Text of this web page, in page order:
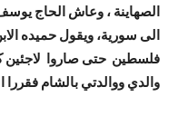
الصهاينة ، وعاش الحاج
الى سورية، ويقول حميده
فلسطين حتى صاروا لاجئين
والدي ووالدتي بالشام فقررا